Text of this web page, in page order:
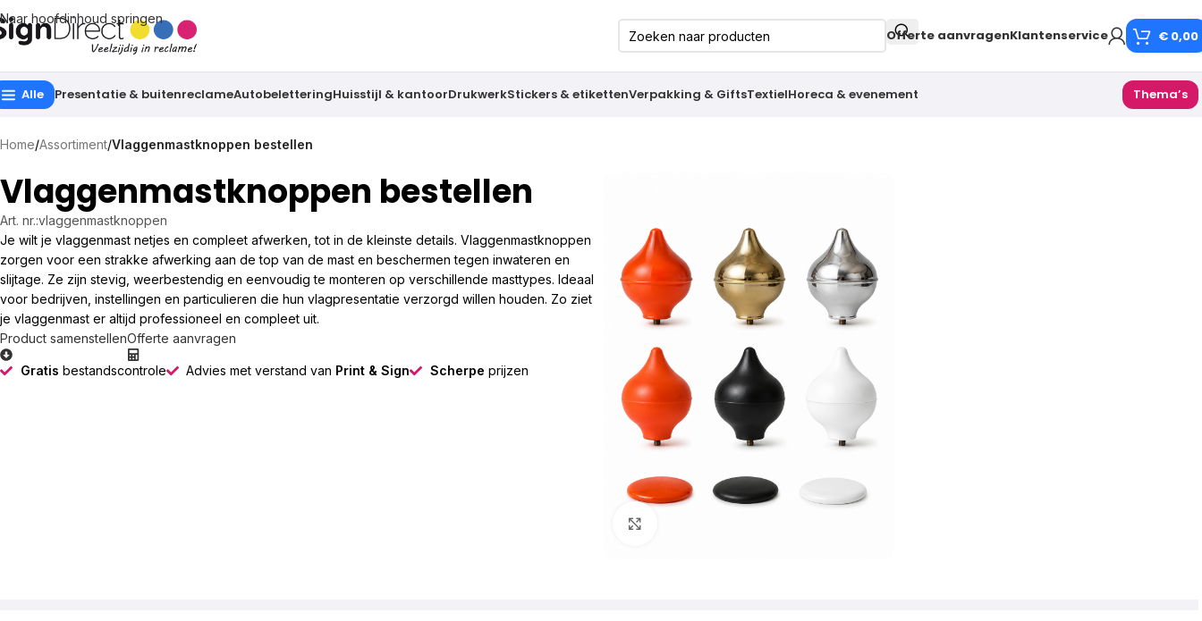
Naar hoofdinhoud springen
Offerte aanvragenKlantenservice € 0,00
Alle Presentatie & buitenreclameAutobeletteringHuisstijl & kantoorDrukwerkStickers & etikettenVerpakking & GiftsTextielHoreca & evenement Thema’s
Home/Assortiment/Vlaggenmastknoppen bestellen
Vlaggenmastknoppen bestellen
Art. nr.:vlaggenmastknoppen
Je wilt je vlaggenmast netjes en compleet afwerken, tot in de kleinste details. Vlaggenmastknoppen
zorgen voor een strakke afwerking aan de top van de mast en beschermen tegen inwateren en
slijtage. Ze zijn stevig, weerbestendig en eenvoudig te monteren op verschillende masttypes. Ideaal
voor bedrijven, instellingen en particulieren die hun vlagpresentatie verzorgd willen houden. Zo ziet
je vlaggenmast er altijd professioneel en compleet uit.
Product samenstellenOfferte aanvragen
Gratis bestandscontrole Advies met verstand van Print & Sign Scherpe prijzen